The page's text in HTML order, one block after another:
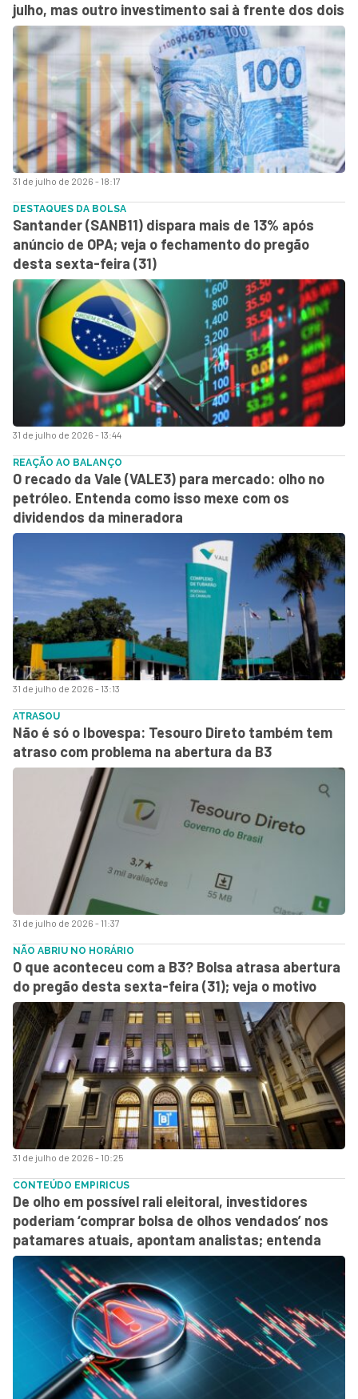
31 de julho de 2026 - 18:17
julho, mas outro investimento sai à frente dos dois
31 de julho de 2026 - 13:44
DESTAQUES DA BOLSA
Santander (SANB11) dispara mais de 13% após
anúncio de OPA; veja o fechamento do pregão
desta sexta-feira (31)
31 de julho de 2026 - 13:13
REAÇÃO AO BALANÇO
O recado da Vale (VALE3) para mercado: olho no
petróleo. Entenda como isso mexe com os
dividendos da mineradora
31 de julho de 2026 - 11:37
ATRASOU
Não é só o Ibovespa: Tesouro Direto também tem
atraso com problema na abertura da B3
31 de julho de 2026 - 10:25
NÃO ABRIU NO HORÁRIO
O que aconteceu com a B3? Bolsa atrasa abertura
do pregão desta sexta-feira (31); veja o motivo
CONTEÚDO EMPIRICUS
De olho em possível rali eleitoral, investidores
poderiam ‘comprar bolsa de olhos vendados’ nos
patamares atuais, apontam analistas; entenda